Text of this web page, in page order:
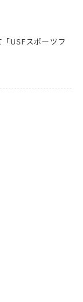
USFスポーツフ